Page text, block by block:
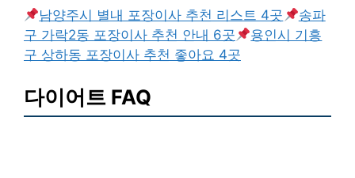
남양주시 별내 포장이사 추천 리스트 4곳
송파
구 가락2동 포장이사 추천 안내 6곳
용인시 기흥
구 상하동 포장이사 추천 좋아요 4곳
다이어트 FAQ